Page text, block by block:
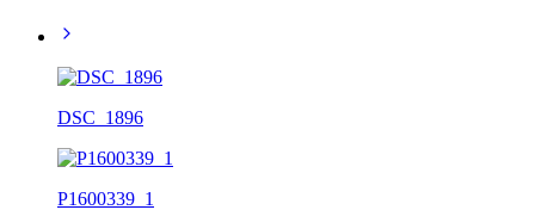
DSC_1896
P1600339_1